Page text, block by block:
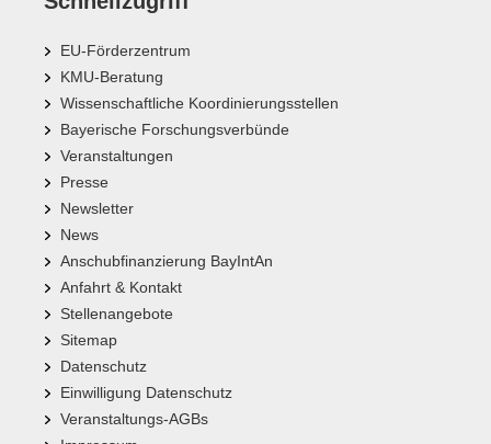
EU-Förderzentrum
KMU-Beratung
Wissenschaftliche Koordinierungsstellen
Bayerische Forschungsverbünde
Veranstaltungen
Presse
Newsletter
News
Anschubfinanzierung BayIntAn
Anfahrt & Kontakt
Stellenangebote
Sitemap
Datenschutz
Einwilligung Datenschutz
Veranstaltungs-AGBs